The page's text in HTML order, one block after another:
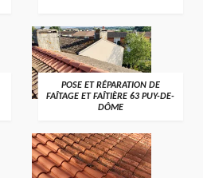
POSE ET RÉPARATION DE
FAÎTAGE ET FAÎTIÈRE 63 PUY-DE-
DÔME